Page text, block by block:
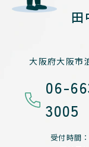
田
大阪府大阪市
06-
3005
受付時間